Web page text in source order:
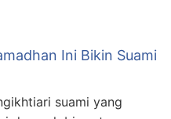
Ini Bikin Suami
suami yang